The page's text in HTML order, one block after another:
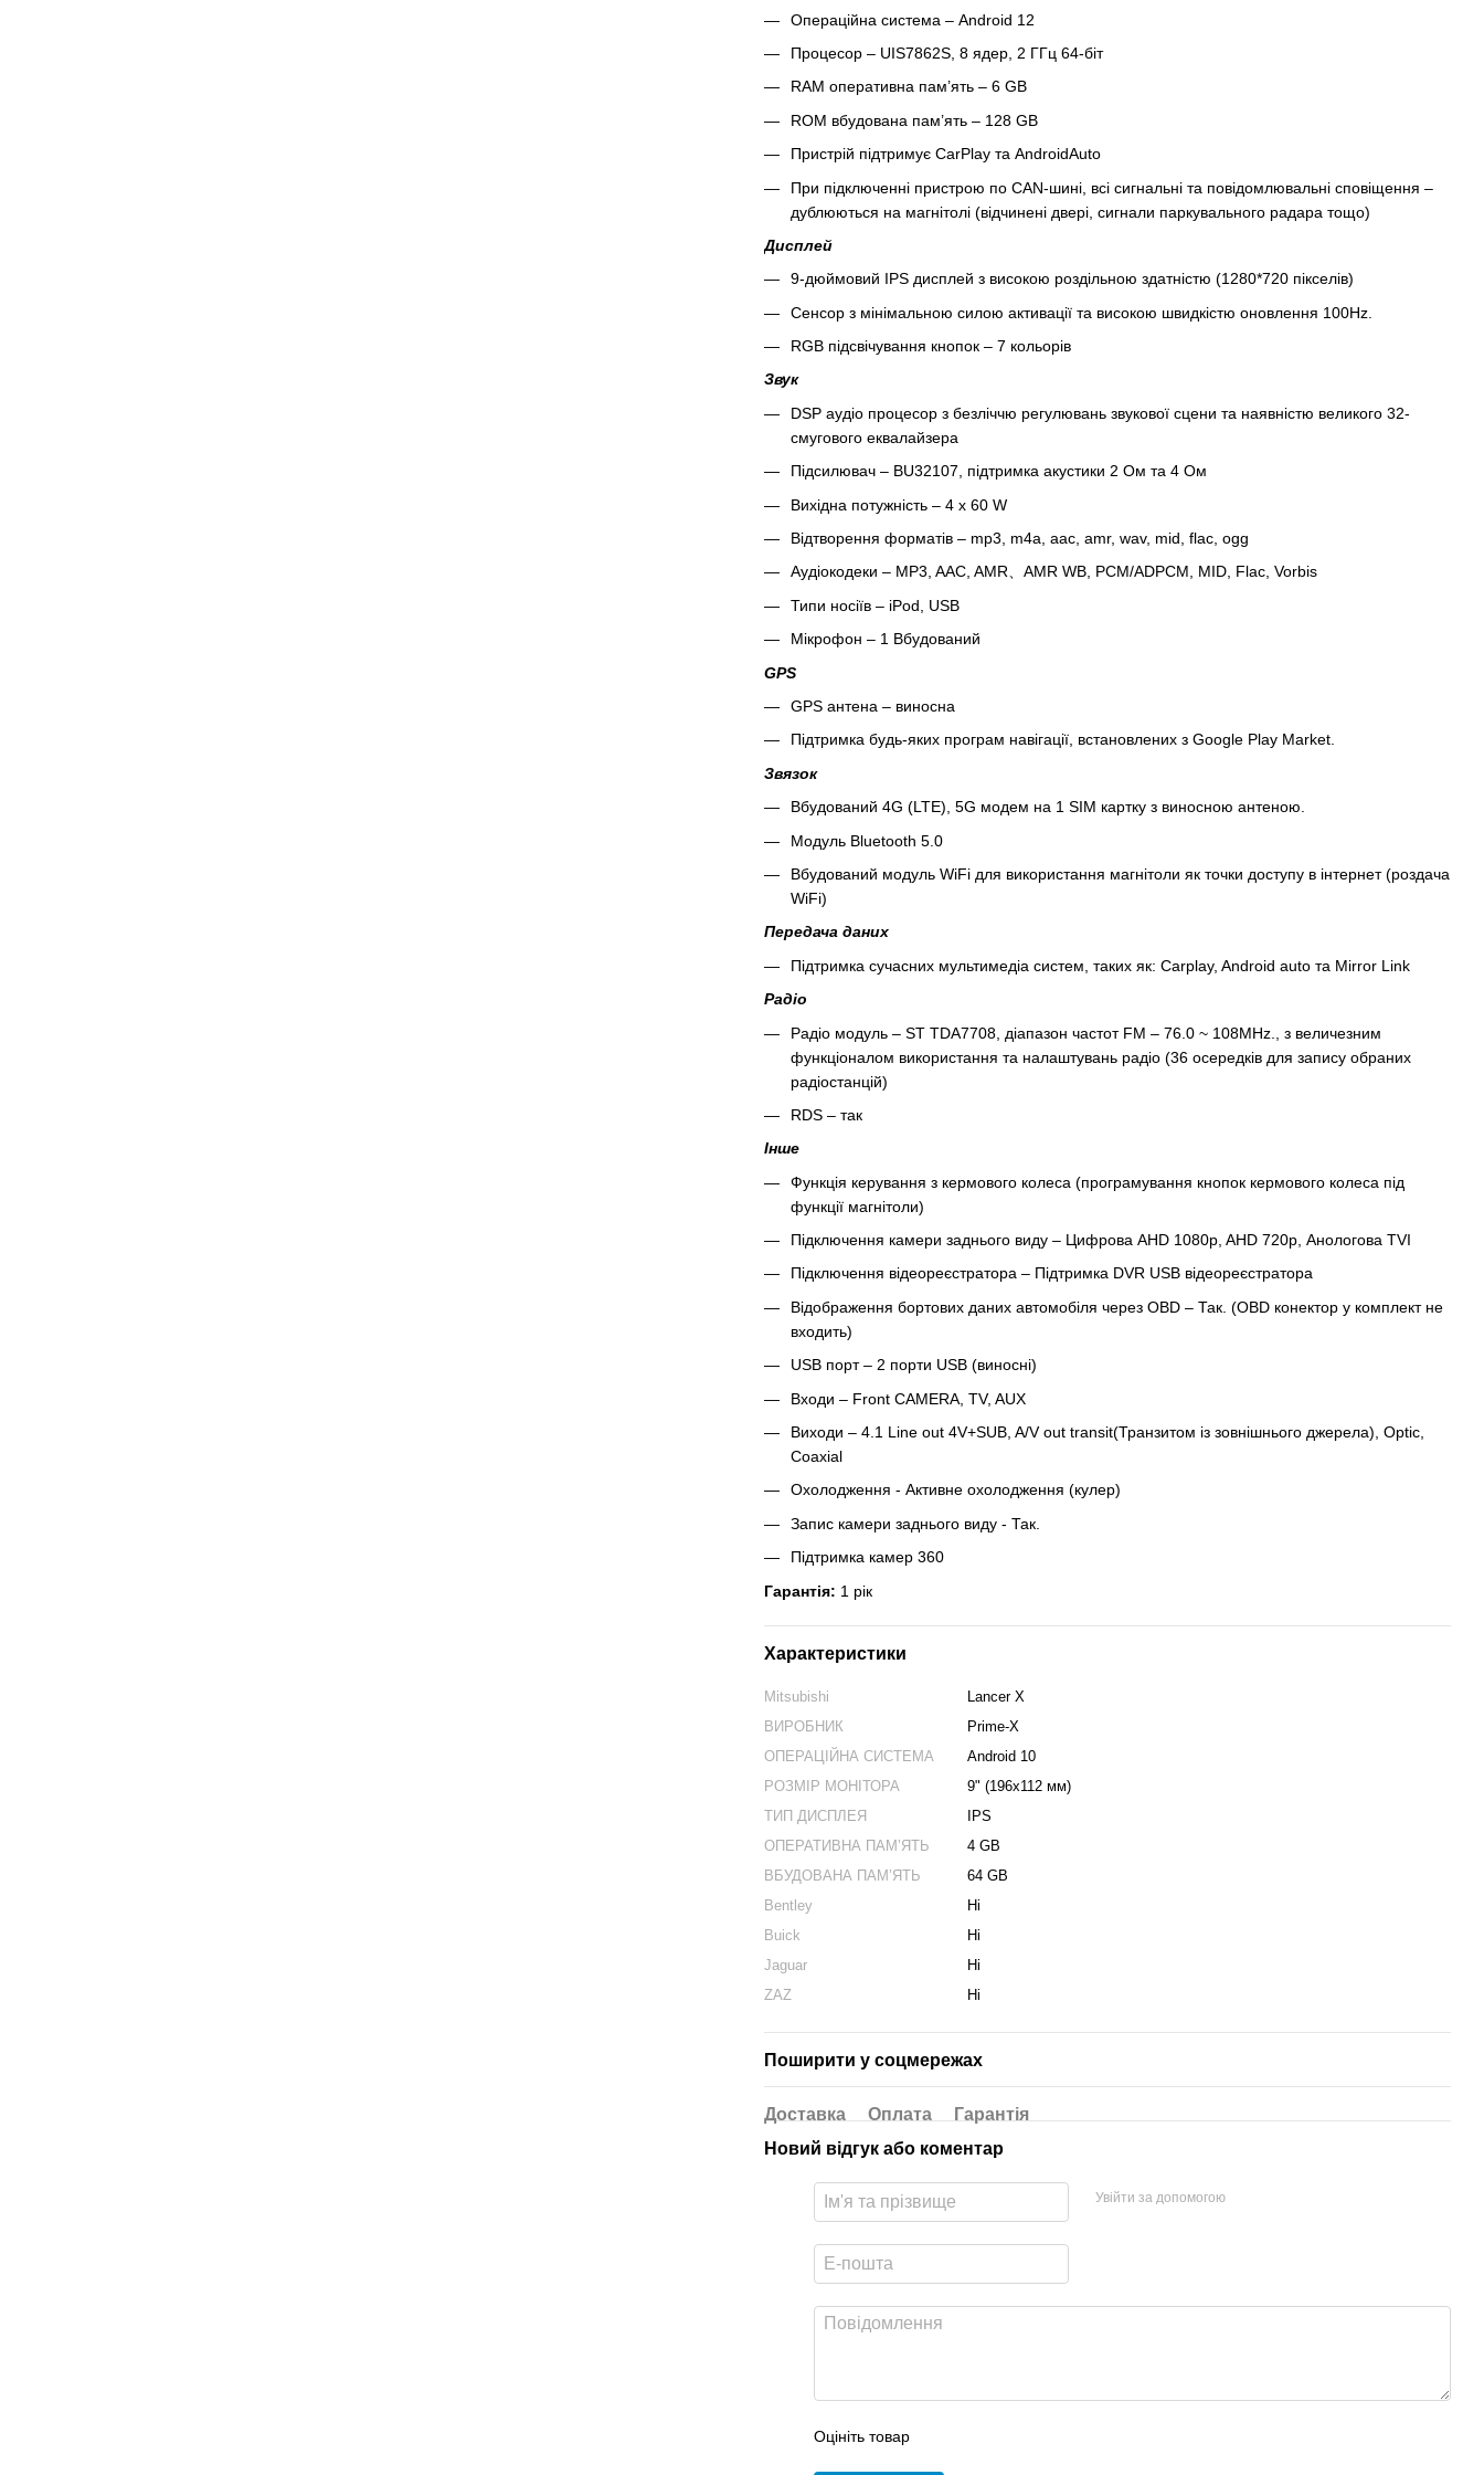
Операційна система – Android 12
Процесор – UIS7862S, 8 ядер, 2 ГГц 64-біт
RAM оперативна пам’ять – 6 GB
ROM вбудована пам’ять – 128 GB
Пристрій підтримує CarPlay та AndroidAuto
При підключенні пристрою по CAN-шині, всі сигнальні та повідомлювальні сповіщення –
дублюються на магнітолі (відчинені двері, сигнали паркувального радара тощо)
Дисплей
9-дюймовий IPS дисплей з високою роздільною здатністю (1280*720 пікселів)
Сенсор з мінімальною силою активації та високою швидкістю оновлення 100Hz.
RGB підсвічування кнопок – 7 кольорів
Звук
DSP аудіо процесор з безліччю регулювань звукової сцени та наявністю великого 32-
смугового еквалайзера
Підсилювач – BU32107, підтримка акустики 2 Oм та 4 Ом
Вихідна потужність – 4 x 60 W
Відтворення форматів – mp3, m4a, aac, amr, wav, mid, flac, ogg
Аудіокодеки – MP3, AAC, AMR、AMR WB, PCM/ADPCM, MID, Flac, Vorbis
Типи носіїв – iPod, USB
Мікрофон – 1 Вбудований
GPS
GPS антена – виносна
Підтримка будь-яких програм навігації, встановлених з Google Play Market.
Звязок
Вбудований 4G (LTE), 5G модем на 1 SIM картку з виносною антеною.
Модуль Bluetooth 5.0
Вбудований модуль WiFi для використання магнітоли як точки доступу в інтернет (роздача
WiFi)
Передача даних
Підтримка сучасних мультимедіа систем, таких як: Carplay, Android auto та Mirror Link
Радіо
Радіо модуль – ST TDA7708, діапазон частот FM – 76.0 ~ 108MHz., з величезним
функціоналом використання та налаштувань радіо (36 осередків для запису обраних
радіостанцій)
RDS – так
Інше
Функція керування з кермового колеса (програмування кнопок кермового колеса під
функції магнітоли)
Підключення камери заднього виду – Цифрова AHD 1080p, AHD 720p, Анологова TVI
Підключення відеореєстратора – Підтримка DVR USB відеореєстратора
Відображення бортових даних автомобіля через OBD – Так. (OBD конектор у комплект не
входить)
USB порт – 2 порти USB (виносні)
Входи – Front CAMERA, TV, AUX
Виходи – 4.1 Line out 4V+SUB, A/V out transit(Транзитом із зовнішнього джерела), Optic,
Coaxial
Охолодження - Активне охолодження (кулер)
Запис камери заднього виду - Так.
Підтримка камер 360
Гарантія: 1 рік
Характеристики
Mitsubishi
Lancer X
ВИРОБНИК
Prime-X
ОПЕРАЦІЙНА СИСТЕМА
Android 10
РОЗМІР МОНІТОРА
9" (196х112 мм)
ТИП ДИСПЛЕЯ
IPS
ОПЕРАТИВНА ПАМʼЯТЬ
4 GB
ВБУДОВАНА ПАМʼЯТЬ
64 GB
Bentley
Ні
Buick
Ні
Jaguar
Ні
ZAZ
Ні
Поширити у соцмережах
Доставка Оплата
Гарантія
Новий відгук або коментар
Увійти за допомогою
Оцініть товар